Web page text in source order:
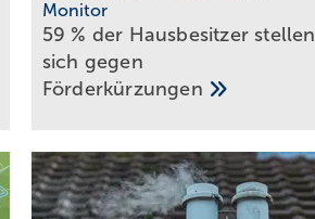
Monitor
59 % der Haus­be­sit­zer stellen
sich gegen
För­der­kür­zungen